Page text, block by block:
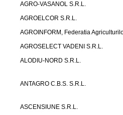
AGRO-VASANOL S.R.L.
AGROELCOR S.R.L.
AGROINFORM, Federatia
AGROSELECT VADENI S.R.L.
ALODIU-NORD S.R.L.
ANTAGRO C.B.S. S.R.L.
ASCENSIUNE S.R.L.